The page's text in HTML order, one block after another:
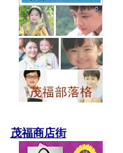
茂福商店街